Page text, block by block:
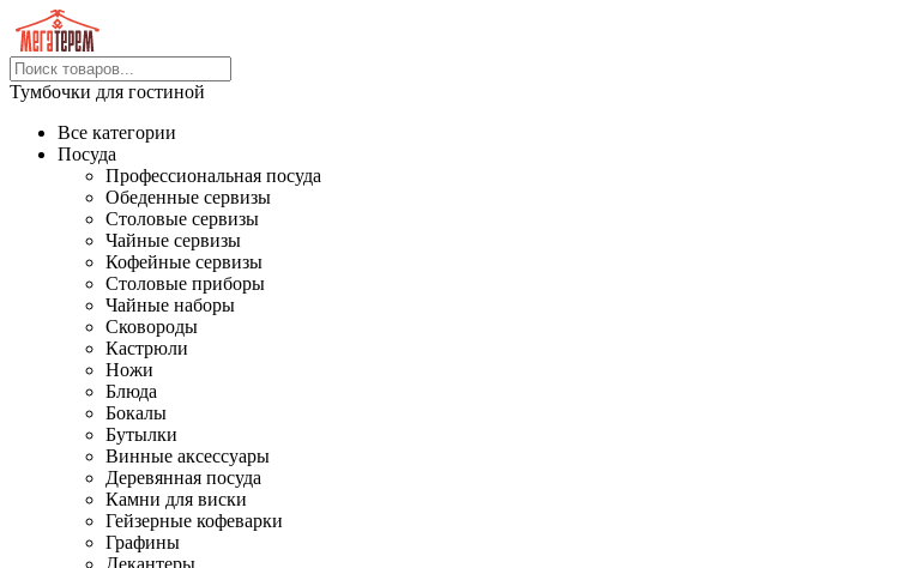
Тумбочки для гостиной
Все категории
Посуда
Профессиональная посуда
Обеденные сервизы
Столовые сервизы
Чайные сервизы
Кофейные сервизы
Столовые приборы
Чайные наборы
Сковороды
Кастрюли
Ножи
Блюда
Бокалы
Бутылки
Винные аксессуары
Деревянная посуда
Камни для виски
Гейзерные кофеварки
Графины
Декантеры